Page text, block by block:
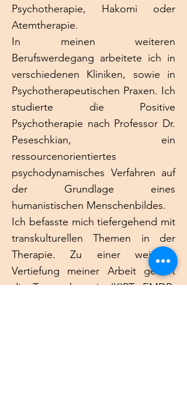
Psychotherapie, Hakomi oder
Atemtherapie.
In meinen weiteren
Berufswerdegang arbeitete ich in
verschiedenen Kliniken, sowie in
Psychotherapeutischen Praxen. Ich
studierte die Positive
Psychotherapie nach Professor Dr.
Peseschkian, ein
ressourcenorientiertes
psychodynamisches Verfahren auf
der Grundlage eines
humanistischen Menschenbildes.
Ich befasste mich tiefergehend mit
transkulturellen Themen in der
Therapie. Zu einer weiteren
Vertiefung meiner Arbeit gehört
die Traumatherapie (KIPT, EMDR,